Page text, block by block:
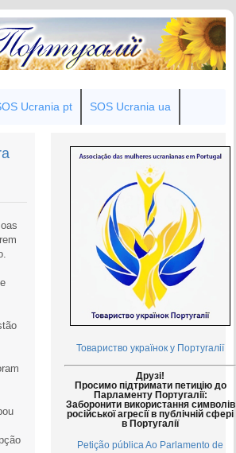
Ucrania pt SOS Ucrania ua
Товариство українок у Португалії
Друзі!
Просимо підтримати петицію до
Парламенту Португалії:
Заборонити використання символів
російської агресії в публічній сфері
в Португалії
Petição pública Ao Parlamento de